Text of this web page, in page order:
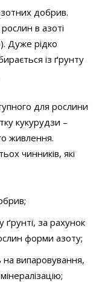
добрив.
в азоті
Дуже рідко
із ґрунту
для рослини
кукурудзи –
живлення.
чинників, які
ґрунті, за рахунок
форми азоту;
випаровування,